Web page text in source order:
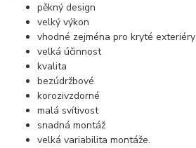
pěkný design
velký výkon
vhodné zejména pro kryté exteriéry
velká účinnost
kvalita
bezúdržbové
korozivzdorné
malá svítivost
snadná montáž
velká variabilita montáže.